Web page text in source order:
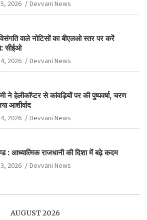
2026 Devvani News
वाले नोटिसों का बीएलओ स्तर पर करें
सीईओ
2026 Devvani News
ने हेलीकॉप्टर से कांवड़ियों पर की पुष्पवर्षा, चरण
आशीर्वाद
2026 Devvani News
: आध्यात्मिक राजधानी की दिशा में बढ़े कदम
2026 Devvani News
AUGUST 2026